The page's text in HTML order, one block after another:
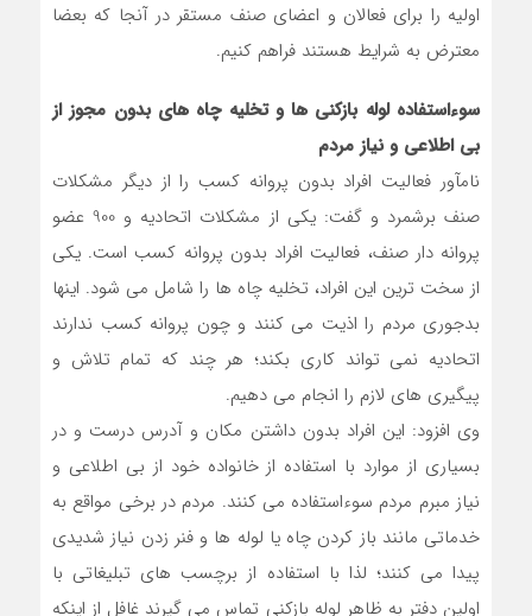
اولیه را برای فعالان و اعضای صنف مستقر در آنجا که بعضا
معترض به شرایط هستند فراهم کنیم.
سوءاستفاده لوله بازکنی ها و تخلیه چاه های بدون مجوز از
بی اطلاعی و نیاز مردم
نام‎آور فعالیت افراد بدون پروانه کسب را از دیگر مشکلات
صنف برشمرد و گفت: یکی از مشکلات اتحادیه و 900 عضو
پروانه دار صنف، فعالیت افراد بدون پروانه کسب است. یکی
از سخت ترین این افراد، تخلیه چاه ها را شامل می شود. اینها
بدجوری مردم را اذیت می کنند و چون پروانه کسب ندارند
اتحادیه نمی تواند کاری بکند؛ هر چند که تمام تلاش و
پیگیری های لازم را انجام می دهیم.
وی افزود: این افراد بدون داشتن مکان و آدرس درست و در
بسیاری از موارد با استفاده از خانواده خود از بی اطلاعی و
نیاز مبرم مردم سوء‎استفاده می کنند. مردم در برخی مواقع به
خدماتی مانند باز کردن چاه یا لوله ها و فنر زدن نیاز شدیدی
پیدا می کنند؛ لذا با استفاده از برچسب های تبلیغاتی با
اولین دفتر به ظاهر لوله بازکنی تماس می گیرند غافل از اینکه